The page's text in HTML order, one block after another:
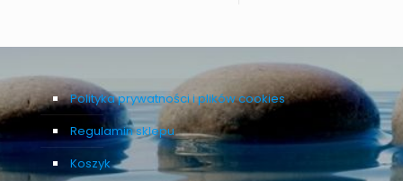
Polityka prywatności i plików cookies
Regulamin sklepu
Koszyk